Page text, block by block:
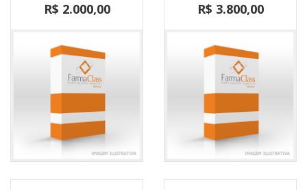
R$ 2.000,00 R$ 3.800,00